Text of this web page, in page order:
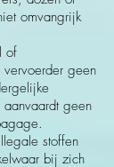
omvangrijk
of
geen
geen
stoffen
bij zich